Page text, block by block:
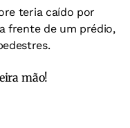
teria caído por
frente de um prédio,
mão!